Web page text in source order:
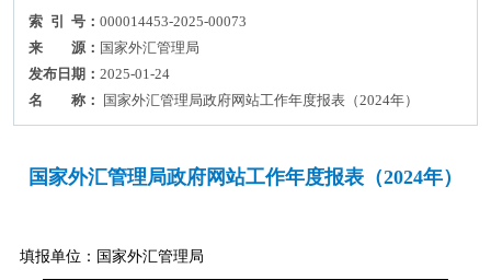
索 引 号：000014453-2025-00073
来 源： 国家外汇管理局
发布日期：2025-01-24
名 称：
国家外汇管理局政府网站工作年度报表（2024年）
国家外汇管理局政府网站工作年度报表（2024年）
填报单位：国家外汇管理局